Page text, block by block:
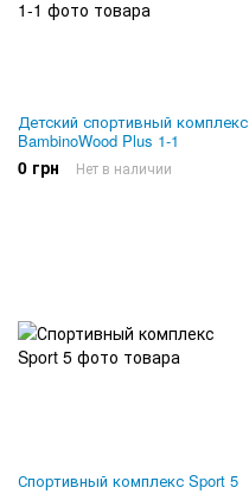
Детский спортивный комплекс
BambinoWood Plus 1-1
0 грн Нет в наличии
Спортивный комплекс Sport 5